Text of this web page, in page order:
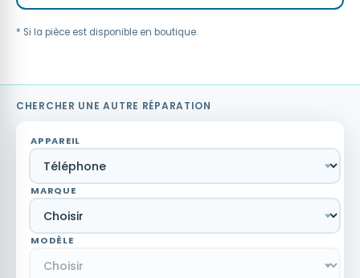
* Si la pièce est disponible en boutique.
CHERCHER UNE AUTRE RÉPARATION
APPAREIL
MARQUE
MODÈLE